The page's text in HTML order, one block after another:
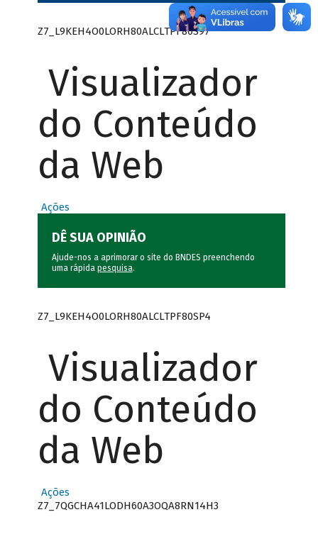
Z7_L9KEH4O0LORH80ALCLTPF80S97
Visualizador
do Conteúdo
da Web
Ações
DÊ SUA OPINIÃO
Ajude-nos a aprimorar o site do BNDES preenchendo
uma rápida pesquisa.
Z7_L9KEH4O0LORH80ALCLTPF80SP4
Visualizador
do Conteúdo
da Web
Ações
Z7_7QGCHA41LODH60A3OQA8RN14H3